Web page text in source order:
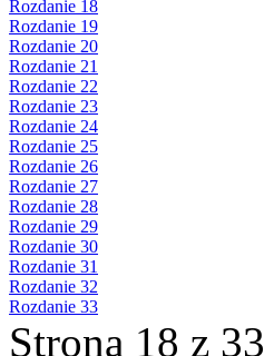
Rozdanie 18
Rozdanie 19
Rozdanie 20
Rozdanie 21
Rozdanie 22
Rozdanie 23
Rozdanie 24
Rozdanie 25
Rozdanie 26
Rozdanie 27
Rozdanie 28
Rozdanie 29
Rozdanie 30
Rozdanie 31
Rozdanie 32
Rozdanie 33
Strona 18 z 33